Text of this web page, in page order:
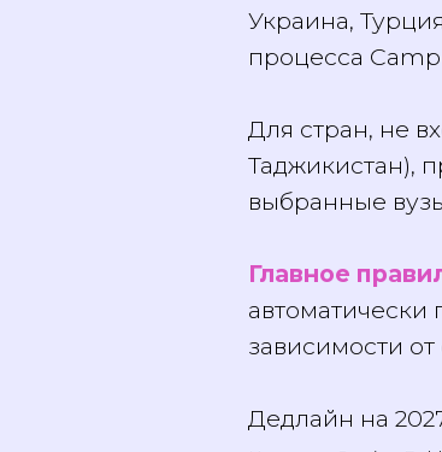
Армения,
Украина,
Для стран, не
Таджикистан),
Главное